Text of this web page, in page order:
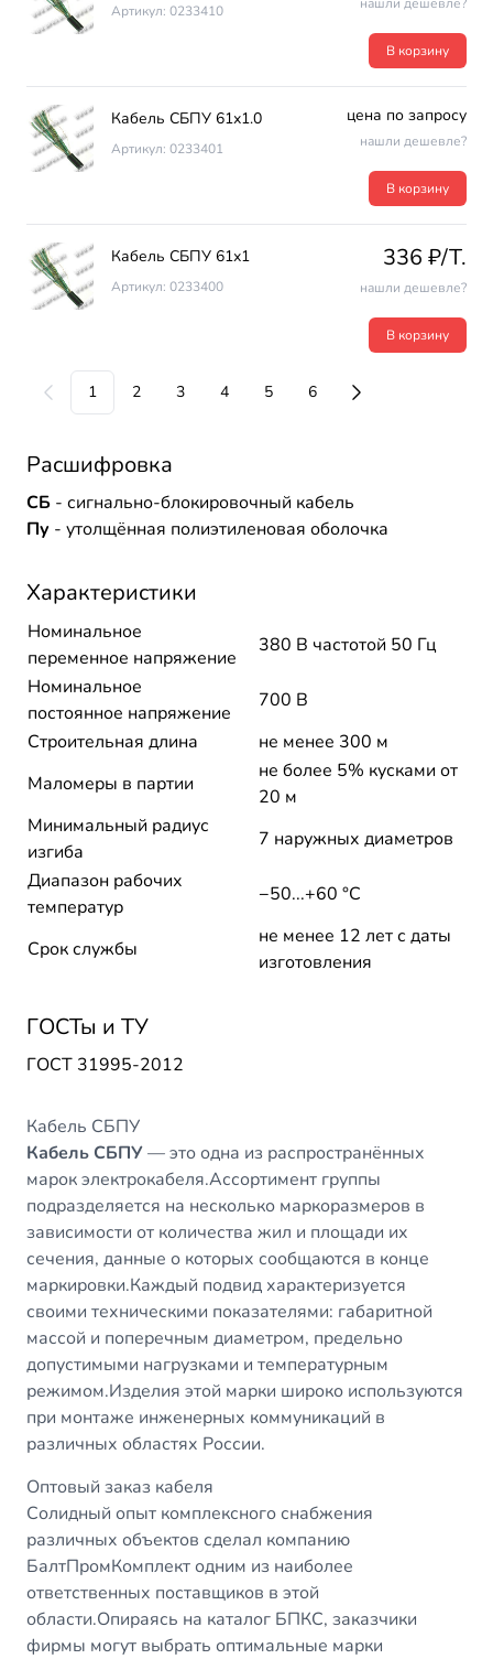
Артикул: 0233410
В корзину
Кабель СБПУ 61х1.0
Артикул: 0233401
цена по запросу
нашли дешевле?
В корзину
Кабель СБПУ 61х1
Артикул: 0233400
336 ₽/T.
нашли дешевле?
В корзину
1 2 3 4 5 6
Расшифровка
СБ - сигнально-блокировочный кабель
Пу - утолщённая полиэтиленовая оболочка
Характеристики
Номинальное
переменное напряжение
380 В частотой 50 Гц
Номинальное
постоянное напряжение
700 В
Строительная длина
не менее 300 м
Маломеры в партии
не более 5% кусками от
20 м
Минимальный радиус
изгиба
7 наружных диаметров
Диапазон рабочих
температур
−50...+60 °C
Срок службы
не менее 12 лет с даты
изготовления
ГОСТы и ТУ
ГОСТ 31995-2012
Кабель СБПУ
Кабель СБПУ— это одна из распространённых
марок электрокабеля.Ассортимент группы
подразделяется на несколько маркоразмеров в
зависимости от количества жил и площади их
сечения, данные о которых сообщаются в конце
маркировки.Каждый подвид характеризуется
своими техническими показателями: габаритной
массой и поперечным диаметром, предельно
допустимыми нагрузками и температурным
режимом.Изделия этой марки широко используются
при монтаже инженерных коммуникаций в
различных областях России.
Оптовый заказ кабеля
Солидный опыт комплексного снабжения
различных объектов сделал компанию
БалтПромКомплект одним из наиболее
ответственных поставщиков в этой
области.Опираясь на каталог БПКС, заказчики
фирмы могут выбрать оптимальные марки